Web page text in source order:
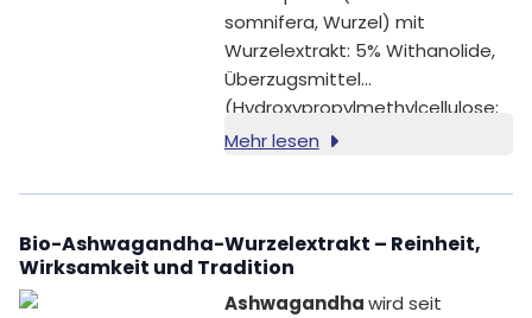
somnifera, Wurzel) mit
Wurzelextrakt: 5% Withanolide,
Überzugsmittel
(Hydroxypropylmethylcellulose;
pflanzliche Kapselhülle),
Mehr lesen
Bio-Ashwagandha-Wurzelextrakt – Reinheit,
Wirksamkeit und Tradition
Ashwagandhawird seit